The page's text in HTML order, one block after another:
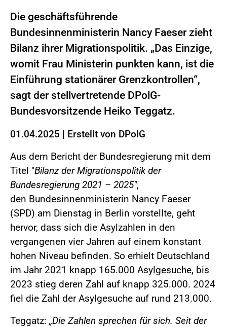
Die geschäftsführende
Bundesinnenministerin Nancy Faeser zieht
Bilanz ihrer Migrationspolitik. „Das Einzige,
womit Frau Ministerin punkten kann, ist die
Einführung stationärer Grenzkontrollen“,
sagt der stellvertretende DPolG-
Bundesvorsitzende Heiko Teggatz.
01.04.2025 | Erstellt von DPolG
Aus dem Bericht der Bundesregierung mit dem
Titel "Bilanz der Migrationspolitik der
Bundesregierung 2021 – 2025",
den Bundesinnenministerin Nancy Faeser
(SPD) am Dienstag in Berlin vorstellte, geht
hervor, dass sich die Asylzahlen in den
vergangenen vier Jahren auf einem konstant
hohen Niveau befinden. So erhielt Deutschland
im Jahr 2021 knapp 165.000 Asylgesuche, bis
2023 stieg deren Zahl auf knapp 325.000. 2024
fiel die Zahl der Asylgesuche auf rund 213.000.
Teggatz: „Die Zahlen sprechen für sich. Seit der